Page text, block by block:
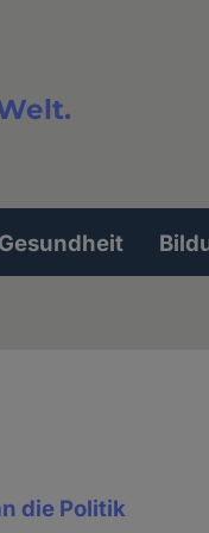
Gesundheit
die Politik